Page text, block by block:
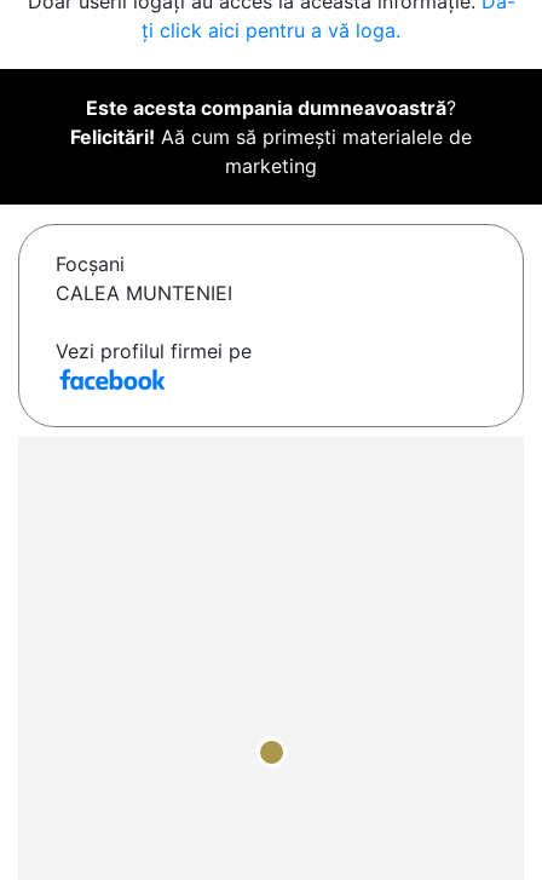
ți click aici pentru a vă loga.
Este acesta compania dumneavoastră?
Felicitări! Aă cum să primești materialele de
marketing
Focşani
CALEA MUNTENIEI
Vezi profilul firmei pe